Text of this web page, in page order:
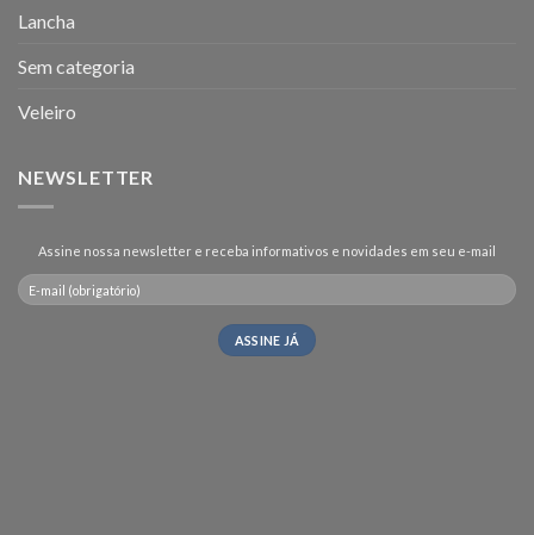
Lancha
Sem categoria
Veleiro
NEWSLETTER
Assine nossa newsletter e receba informativos e novidades em seu e-mail